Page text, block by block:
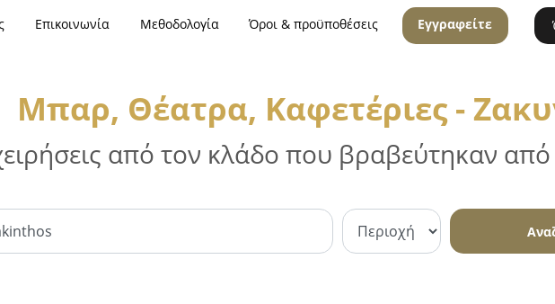
Επικοινωνία Μεθοδολογία Όροι & προϋποθέσεις Εγγραφείτε
Μπαρ, Θέατρα, Καφετέριες -
από τον κλάδο που βραβεύτηκαν από